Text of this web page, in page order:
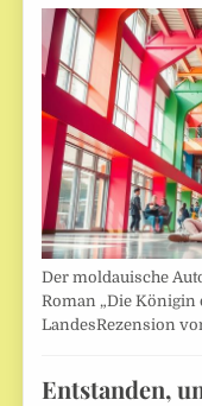
Der moldauische
Roman „Die Königin
LandesRezension
Entstanden,